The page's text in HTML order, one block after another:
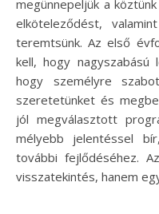
megünnepeljük a
elköteleződést,
teremtsünk. Az első
kell, hogy nagyszabású
hogy személyre
szeretetünket és
jól megválasztott
mélyebb jelentéssel
további fejlődéséhez.
visszatekintés, hanem